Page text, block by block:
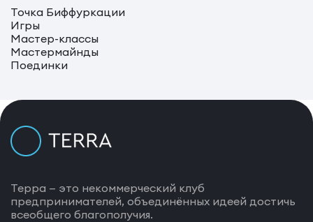
Точка Биффуркации
Игры
Мастер-классы
Мастермайнды
Поединки
Терра — это некоммерческий клуб
предпринимателей, объединённых идеей достичь
всеобщего благополучия.